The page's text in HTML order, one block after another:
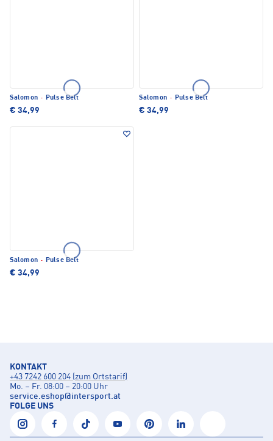
Salomon · Pulse Belt
€ 34,99
Salomon · Pulse Belt
€ 34,99
Salomon · Pulse Belt
€ 34,99
KONTAKT
+43 7242 600 204 (zum Ortstarif)
Mo. – Fr. 08:00 – 20:00 Uhr
service.eshop@intersport.at
FOLGE UNS